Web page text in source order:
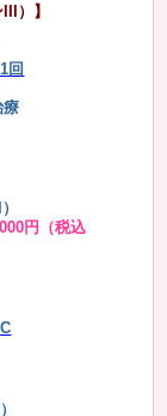
）】
回
療
円（税込